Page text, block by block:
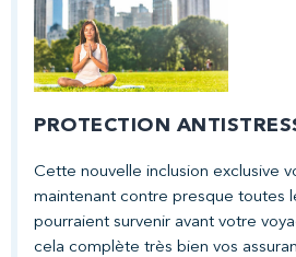
PROTECTION
Cette nouvelle inclusion exclusive
maintenant contre presque toutes
pourraient survenir avant votre
cela complète très bien vos